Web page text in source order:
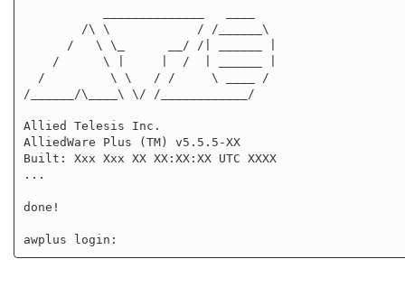
/______/\____\ \/ /____________/
Allied Telesis Inc.
AlliedWare Plus (TM) v5.5.5-XX
Built: Xxx Xxx XX XX:XX:XX UTC XXXX
...
done!